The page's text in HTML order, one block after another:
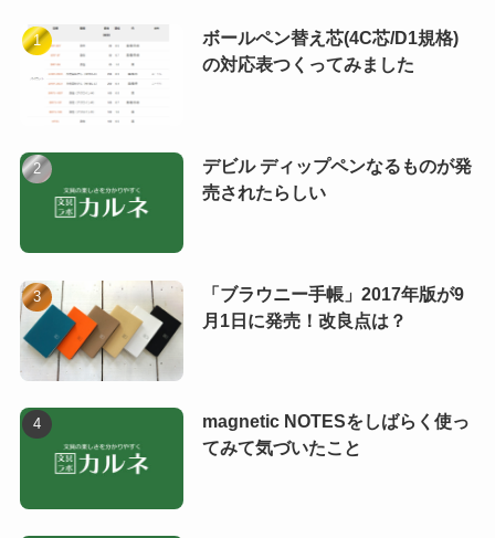
ボールペン替え芯(4C芯/D1規格)
の対応表つくってみました
デビル ディップペンなるものが発
売されたらしい
「ブラウニー手帳」2017年版が9
月1日に発売！改良点は？
magnetic NOTESをしばらく使っ
てみて気づいたこと